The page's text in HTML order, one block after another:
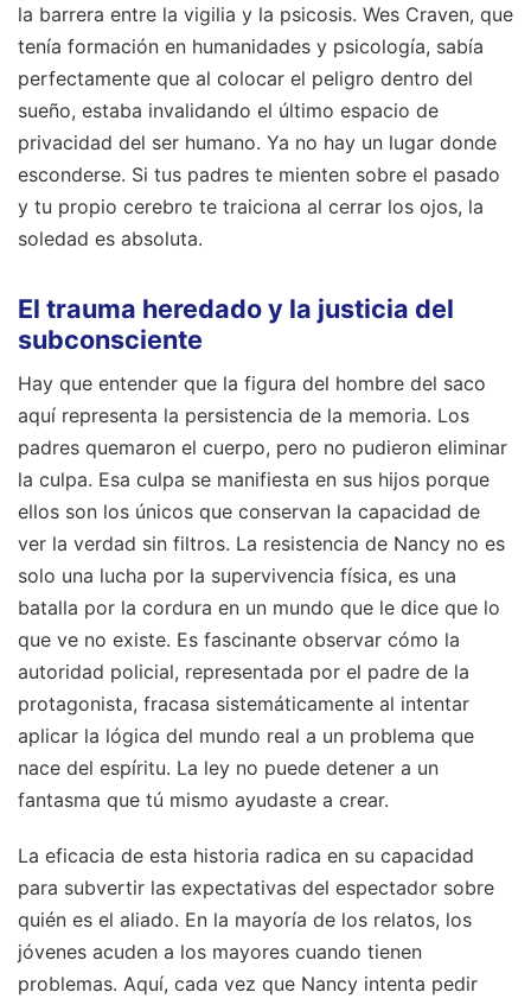
la barrera entre la vigilia y la psicosis. Wes Craven, que
tenía formación en humanidades y psicología, sabía
perfectamente que al colocar el peligro dentro del
sueño, estaba invalidando el último espacio de
privacidad del ser humano. Ya no hay un lugar donde
esconderse. Si tus padres te mienten sobre el pasado
y tu propio cerebro te traiciona al cerrar los ojos, la
soledad es absoluta.
El trauma heredado y la justicia del
subconsciente
Hay que entender que la figura del hombre del saco
aquí representa la persistencia de la memoria. Los
padres quemaron el cuerpo, pero no pudieron eliminar
la culpa. Esa culpa se manifiesta en sus hijos porque
ellos son los únicos que conservan la capacidad de
ver la verdad sin filtros. La resistencia de Nancy no es
solo una lucha por la supervivencia física, es una
batalla por la cordura en un mundo que le dice que lo
que ve no existe. Es fascinante observar cómo la
autoridad policial, representada por el padre de la
protagonista, fracasa sistemáticamente al intentar
aplicar la lógica del mundo real a un problema que
nace del espíritu. La ley no puede detener a un
fantasma que tú mismo ayudaste a crear.
La eficacia de esta historia radica en su capacidad
para subvertir las expectativas del espectador sobre
quién es el aliado. En la mayoría de los relatos, los
jóvenes acuden a los mayores cuando tienen
problemas. Aquí, cada vez que Nancy intenta pedir